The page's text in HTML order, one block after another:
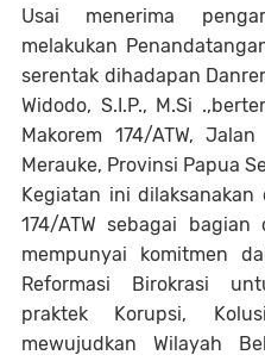
Usai menerima
melakukan
serentak dihadapan
Widodo, S.I.P., M.Si
Makorem 174/ATW,
Merauke, Provinsi Papua
Kegiatan ini
174/ATW sebagai
mempunyai komitmen
Reformasi Birokrasi
praktek Korupsi,
mewujudkan Wilayah